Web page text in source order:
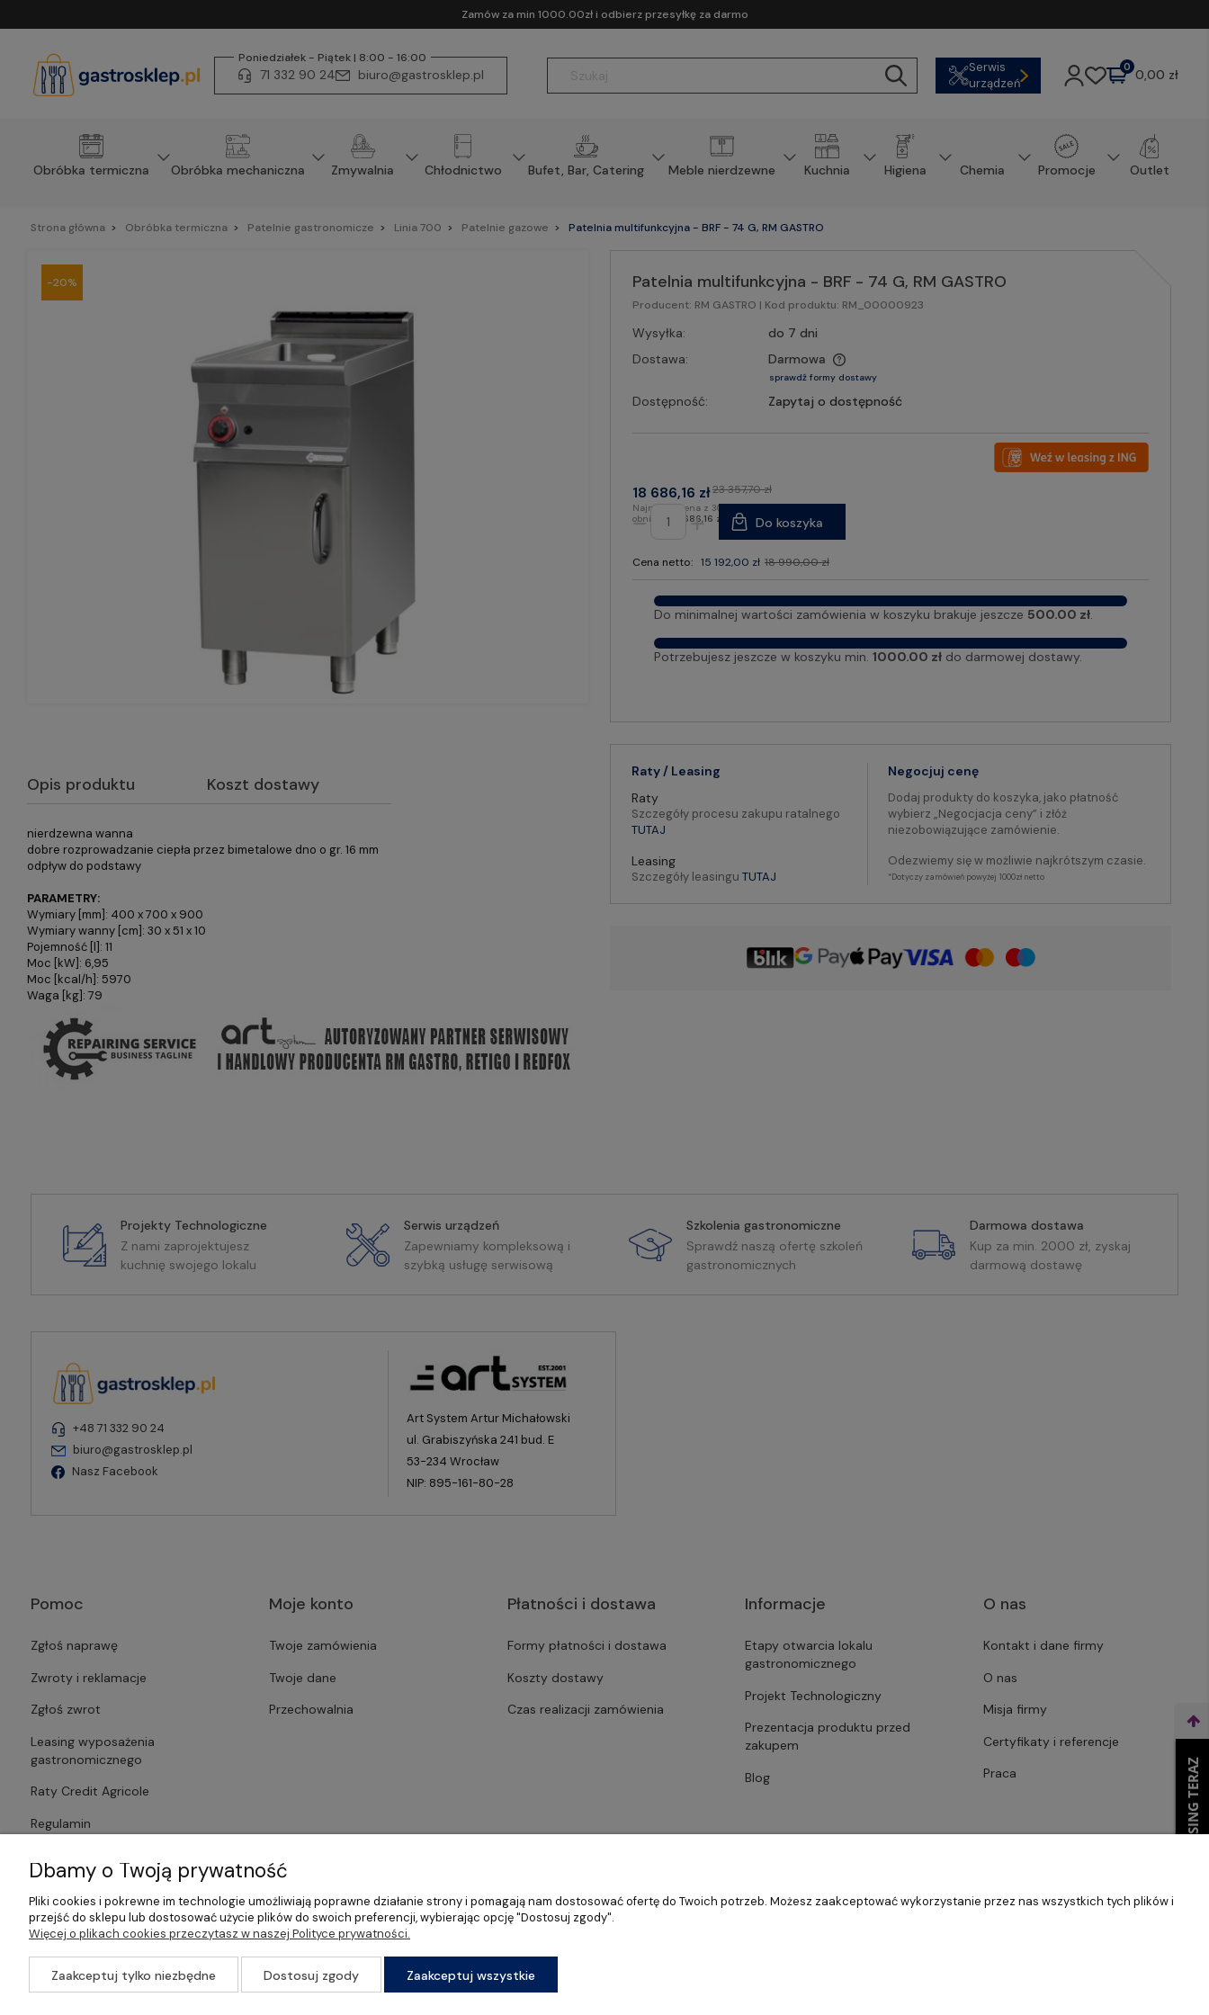
Zamów za min 1000.00zł i odbierz przesyłkę za darmo
Poniedziałek - Piątek | 8:00 - 16:00
71 332 90 24 biuro@gastrosklep.pl
Serwis
urządzeń
0,00 zł
0
Obróbka termiczna Obróbka mechaniczna Zmywalnia Chłodnictwo Bufet, Bar, Catering Meble nierdzewne Kuchnia Higiena Chemia Promocje Outlet
Strona główna Obróbka termiczna Patelnie gastronomicze Linia 700 Patelnie gazowe Patelnia multifunkcyjna - BRF - 74 G, RM GASTRO
-20%
Opis produktu Koszt dostawy
nierdzewna wanna
dobre rozprowadzanie ciepła przez bimetalowe dno o gr. 16 mm
odpływ do podstawy
PARAMETRY:
Wymiary [mm]: 400 x 700 x 900
Wymiary wanny [cm]: 30 x 51 x 10
Pojemność [l]: 11
Moc [kW]: 6,95
Moc [kcal/h]: 5970
Waga [kg]: 79
Patelnia multifunkcyjna - BRF - 74 G, RM GASTRO
Producent: RM GASTRO | Kod produktu: RM_00000923
Wysyłka:
do 7 dni
Dostawa:
Darmowa
sprawdź formy dostawy
Dostępność: Zapytaj o dostępność
18 686,16 zł23 357,70 zł
Najniższa cena z 30 dni przed
obniżką: 18 686,16 zł
Cena netto: 15 192,00 zł 18 990,00 zł
Do koszyka
Do minimalnej wartości zamówienia w koszyku brakuje jeszcze 500.00 zł.
Potrzebujesz jeszcze w koszyku min. 1000.00 złdo darmowej dostawy.
Raty / Leasing
Raty
Szczegóły procesu zakupu ratalnego
TUTAJ
Leasing
Szczegóły leasinguTUTAJ
Negocjuj cenę
Dodaj produkty do koszyka, jako płatność
wybierz „Negocjacja ceny” i złóż
niezobowiązujące zamówienie.
Odezwiemy się w możliwie najkrótszym czasie.
*Dotyczy zamówień powyżej 1000zł netto
Projekty Technologiczne
Z nami zaprojektujesz
kuchnię swojego lokalu
Serwis urządzeń
Zapewniamy kompleksową i
szybką usługę serwisową
Szkolenia gastronomiczne
Sprawdź naszą ofertę szkoleń
gastronomicznych
Darmowa dostawa
Kup za min. 2000 zł, zyskaj
darmową dostawę
+48 71 332 90 24
biuro@gastrosklep.pl
Nasz Facebook
Art System Artur Michałowski
ul. Grabiszyńska 241 bud. E
53-234 Wrocław
NIP: 895-161-80-28
Pomoc
Zgłoś naprawę
Zwroty i reklamacje
Zgłoś zwrot
Leasing wyposażenia
gastronomicznego
Raty Credit Agricole
Regulamin
Moje konto
Twoje zamówienia
Twoje dane
Przechowalnia
Płatności i dostawa
Formy płatności i dostawa
Koszty dostawy
Czas realizacji zamówienia
Informacje
Etapy otwarcia lokalu
gastronomicznego
Projekt Technologiczny
Prezentacja produktu przed
zakupem
Blog
O nas
Kontakt i dane firmy
O nas
Misja firmy
Certyfikaty i referencje
Praca
©2026 Wszelkie Prawa Zastrzeżone | Gastrosklep | Wyposażenie gastronomii, restauracji oraz barów
Sklep internetowy Shoper Premium
Dbamy o Twoją prywatność
Pliki cookies i pokrewne im technologie umożliwiają poprawne działanie strony i pomagają nam dostosować ofertę do Twoich potrzeb. Możesz zaakceptować wykorzystanie przez nas wszystkich tych plików i
przejść do sklepu lub dostosować użycie plików do swoich preferencji, wybierając opcję "Dostosuj zgody".
Więcej o plikach cookies przeczytasz w naszej Polityce prywatności.
Zaakceptuj tylko niezbędne Dostosuj zgody Zaakceptuj wszystkie
WEŹ LEASING TERAZ